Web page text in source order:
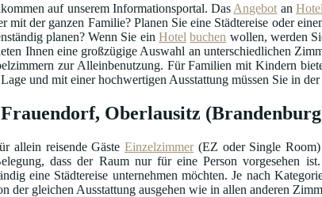
auf unserem Informationsportal. Das Angebot an
der ganzen Familie? Planen Sie eine Städtereise oder
planen? Wenn Sie ein Hotel buchen wollen, werden
Ihnen eine großzügige Auswahl an unterschiedlichen
zur Alleinbenutzung. Für Familien mit Kindern
und mit einer hochwertigen Ausstattung müssen Sie in
Oberlausitz
allein reisende Gäste Einzelzimmer(EZ oder Single Room)
dass der Raum nur für eine Person vorgesehen ist.
eine Städtereise unternehmen möchten. Je nach
der gleichen Ausstattung ausgehen wie in allen anderen